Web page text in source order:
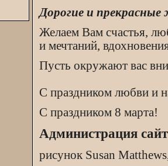
Дорогие и
Желаем Вам счастья,
и мечтаний,
Пусть окружают вас
С праздником любви и
С праздником 8 марта!
Администрация
рисунок Susan